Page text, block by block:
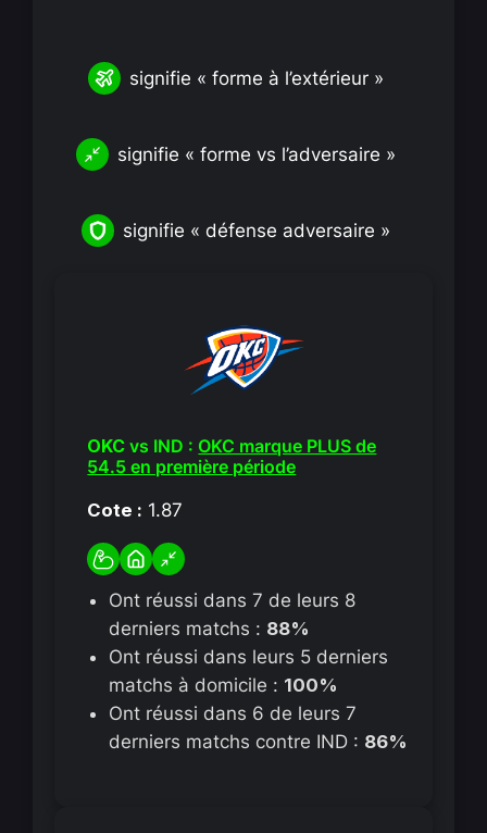
signifie « forme à l’extérieur »
signifie « forme vs l’adversaire »
signifie « défense adversaire »
OKC vs IND : OKC marque PLUS de
54.5 en première période
Cote : 1.87
Ont réussi dans 7 de leurs 8
derniers matchs : 88%
Ont réussi dans leurs 5 derniers
matchs à domicile : 100%
Ont réussi dans 6 de leurs 7
derniers matchs contre IND : 86%